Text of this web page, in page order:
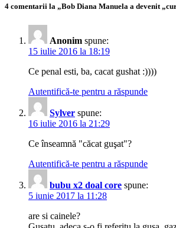
4 comentarii la „Bob Diana Manuela a devenit
Anonim spune:
15 iulie 2016 la 18:19
Ce penal esti, ba, cacat gushat :))))
Autentifică-te pentru a răspunde
Sylver spune:
16 iulie 2016 la 21:29
Ce înseamnă "căcat guşat"?
Autentifică-te pentru a răspunde
bubu x2 doal core spune:
5 iunie 2017 la 11:28
are si cainele?